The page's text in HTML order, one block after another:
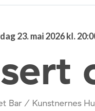
23. mai 2026 kl.
Bar / Kunstnernes